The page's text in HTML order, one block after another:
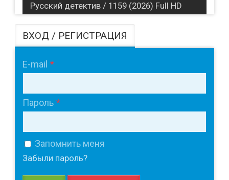
Русский детектив / 1159 (2026) Full HD
ВХОД / РЕГИСТРАЦИЯ
E-mail
Пароль
Запомнить меня
Забыли пароль?